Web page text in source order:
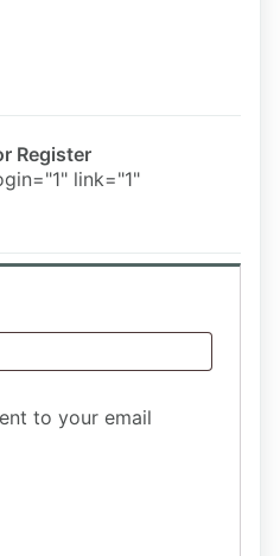
Register
link="1"
to your email